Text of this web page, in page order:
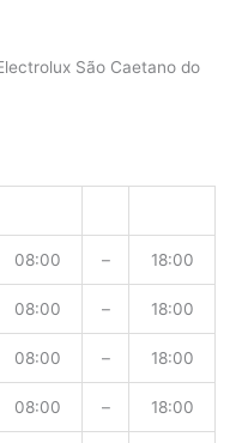
São Caetano do
08:00 – 18:00
08:00 – 18:00
08:00 – 18:00
08:00 – 18:00